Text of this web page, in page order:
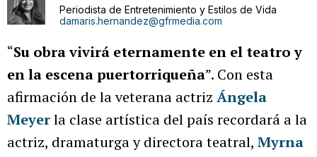
Periodista de Entretenimiento y Estilos de Vida
damaris.hernandez@gfrmedia.com
“Su obra vivirá eternamente en el teatro y
en la escena puertorriqueña”. Con esta
afirmación de la veterana actriz Ángela
Meyerla clase artística del país recordará a la
actriz, dramaturga y directora teatral, Myrna